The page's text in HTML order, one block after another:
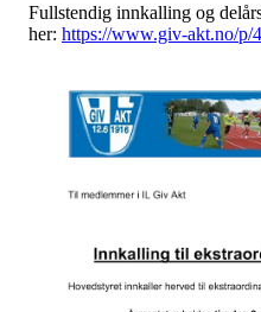
Fullstendig innkalling og
her: https://www.giv-akt.no/p/